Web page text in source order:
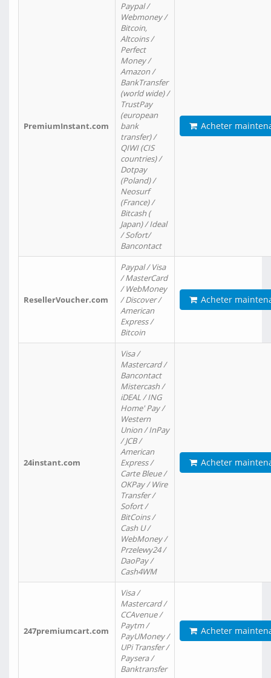
PremiumInstant.com
Paypal /
Webmoney /
Bitcoin,
Altcoins /
Perfect
Money /
Amazon /
BankTransfer
(world wide) /
TrustPay
(european
bank
transfer) /
QIWI (CIS
countries) /
Dotpay
(Poland) /
Neosurf
(France) /
Bitcash (
Japan) / Ideal
/ Sofort/
Bancontact
Acheter
ResellerVoucher.com
Paypal / Visa
/ MasterCard
/ WebMoney
/ Discover /
American
Express /
Bitcoin
Acheter
24instant.com
Visa /
Mastercard /
Bancontact
Mistercash /
iDEAL / ING
Home' Pay /
Western
Union / InPay
/ JCB /
American
Express /
Carte Bleue /
OKPay / Wire
Transfer /
Sofort /
BitCoins /
Cash U /
WebMoney /
Przelewy24 /
DaoPay /
Cash4WM
Acheter
247premiumcart.com
Visa /
Mastercard /
CCAvenue /
Paytm /
PayUMoney /
UPi Transfer /
Paysera /
Banktransfer
Acheter